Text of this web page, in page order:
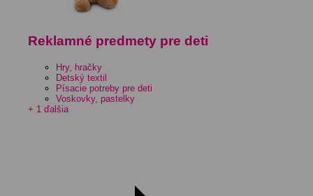
Reklamné predmety pre deti
Hry, hračky
Detský textil
Písacie potreby pre deti
Voskovky, pastelky
+ 1 ďalšia